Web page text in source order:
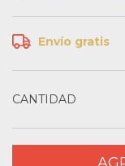
Envío gratis
CANTIDAD